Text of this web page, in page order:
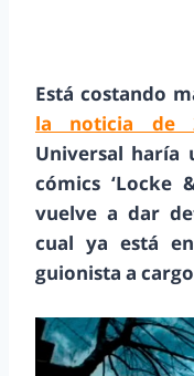
Está costando
la noticia de
Universal haría
cómics ‘Locke
vuelve a dar
cual ya está
guionista a